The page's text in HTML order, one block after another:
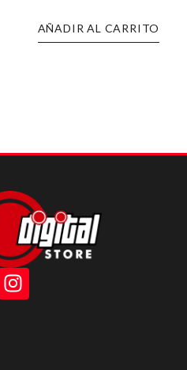
AÑADIR AL CARRITO